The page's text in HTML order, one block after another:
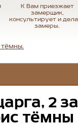
К Вам приезжает
замерщик,
консультирует и
замеры.
тёмны.
2
тёмны